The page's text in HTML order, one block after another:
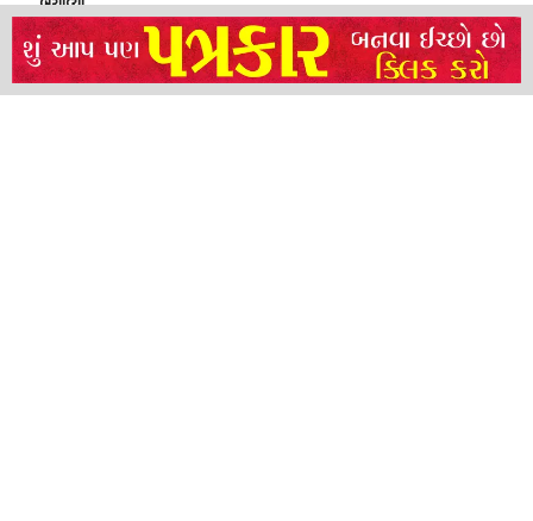
બચાવ્યો
NEERAJ TIWARI’S ACTION FRANCHISE ROLLS WITH TIGER SHROFF,
REMO D’SOUZA AND A POWER-PACKED ENSEMBLE
ધારી પત્રકાર સંઘ – અમરેલી બ્રોડગેજ કમેટી દ્વારા જીલ્લા કલેકટર ને આવેદનપત્ર